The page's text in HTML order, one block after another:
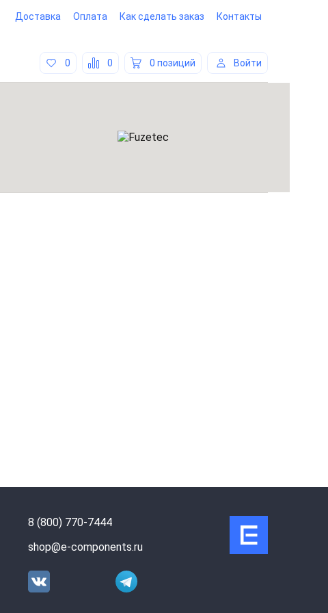
Доставка Оплата Как сделать заказ Контакты
0 0 0 позиций Войти
8 (800) 770-7444
shop@e-components.ru